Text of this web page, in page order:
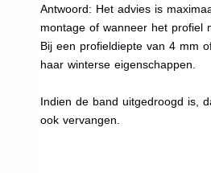
Antwoord: Het advies is
montage of wanneer het profiel
Bij een profieldiepte van 4 mm
haar winterse eigenschappen.
Indien de band uitgedroogd is,
ook vervangen.